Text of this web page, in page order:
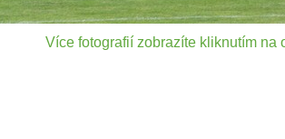
Více fotografií zobrazíte kliknutím na